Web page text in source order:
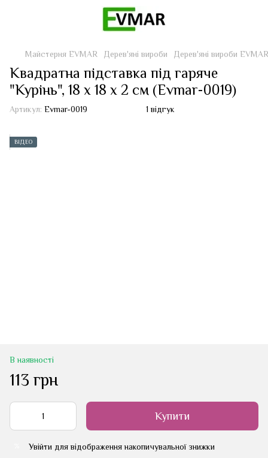
Майстерня EVMAR Дерев'яні вироби Дерев'яні вироби EVMAR
Квадратна підставка під гаряче
"Курінь", 18 х 18 х 2 см (Evmar-0019)
Артикул: Evmar-0019 1 відгук
ВІДЕО
В наявності
113 грн
Купити
Увійти для відображення накопичувальної знижки